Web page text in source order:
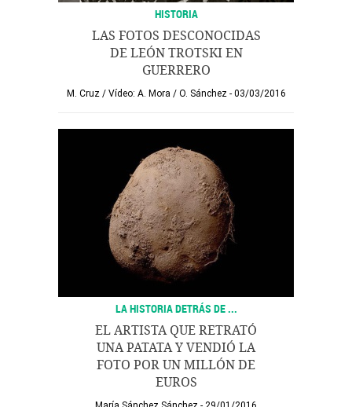
HISTORIA
LAS FOTOS DESCONOCIDAS
DE LEÓN TROTSKI EN
GUERRERO
M. Cruz/ Vídeo: A. Mora / O. Sánchez 03/03/2016
LA HISTORIA DETRÁS DE ...
EL ARTISTA QUE RETRATÓ
UNA PATATA Y VENDIÓ LA
FOTO POR UN MILLÓN DE
EUROS